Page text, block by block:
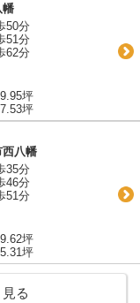
50分
51分
62分
坪
坪
八幡
35分
46分
51分
坪
坪
る